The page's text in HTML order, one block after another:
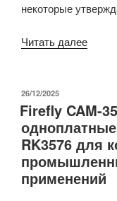
некоторые
Читать далее
узлы
ESP32
для
ОПУБЛИКОВАНО
26/12/2025
Firefly CAM-
RK3576 для
применений